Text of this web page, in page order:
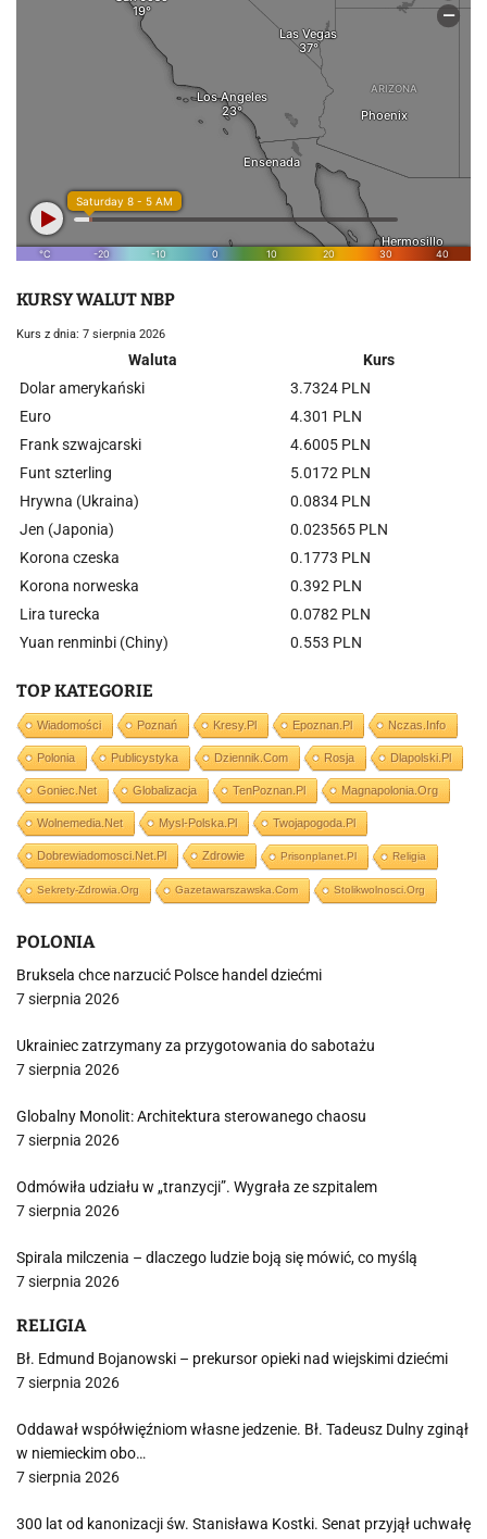
KURSY WALUT NBP
Kurs z dnia: 7 sierpnia 2026
Waluta
Kurs
Dolar amerykański
3.7324 PLN
Euro
4.301 PLN
Frank szwajcarski
4.6005 PLN
Funt szterling
5.0172 PLN
Hrywna (Ukraina)
0.0834 PLN
Jen (Japonia)
0.023565 PLN
Korona czeska
0.1773 PLN
Korona norweska
0.392 PLN
Lira turecka
0.0782 PLN
Yuan renminbi (Chiny)
0.553 PLN
TOP KATEGORIE
Wiadomości Poznań Kresy.pl Epoznan.pl Nczas.info
Polonia Publicystyka Dziennik.com Rosja Dlapolski.pl
Goniec.net Globalizacja TenPoznan.pl Magnapolonia.org
Wolnemedia.net Mysl-Polska.pl Twojapogoda.pl
Dobrewiadomosci.net.pl Zdrowie Prisonplanet.pl Religia
Sekrety-Zdrowia.org Gazetawarszawska.com Stolikwolnosci.org
POLONIA
Bruksela chce narzucić Polsce handel dziećmi
7 sierpnia 2026
Ukrainiec zatrzymany za przygotowania do sabotażu
7 sierpnia 2026
Globalny Monolit: Architektura sterowanego chaosu
7 sierpnia 2026
Odmówiła udziału w „tranzycji”. Wygrała ze szpitalem
7 sierpnia 2026
Spirala milczenia – dlaczego ludzie boją się mówić, co myślą
7 sierpnia 2026
RELIGIA
Bł. Edmund Bojanowski – prekursor opieki nad wiejskimi dziećmi
7 sierpnia 2026
Oddawał współwięźniom własne jedzenie. Bł. Tadeusz Dulny zginął
w niemieckim obo…
7 sierpnia 2026
300 lat od kanonizacji św. Stanisława Kostki. Senat przyjął uchwałę